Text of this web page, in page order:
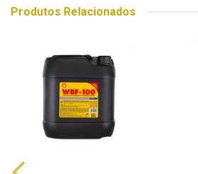
Produtos Relacionados